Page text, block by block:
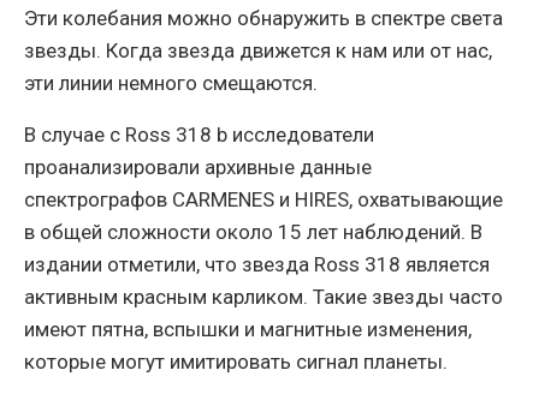
Эти колебания можно обнаружить в спектре света
звезды. Когда звезда движется к нам или от нас,
эти линии немного смещаются.
В случае с Ross 318 b исследователи
проанализировали архивные данные
спектрографов CARMENES и HIRES, охватывающие
в общей сложности около 15 лет наблюдений. В
издании отметили, что звезда Ross 318 является
активным красным карликом. Такие звезды часто
имеют пятна, вспышки и магнитные изменения,
которые могут имитировать сигнал планеты.